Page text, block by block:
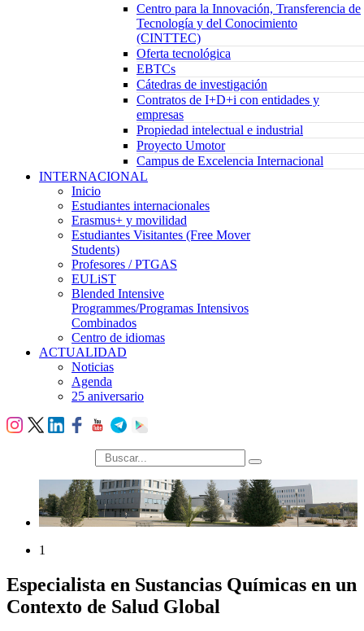
Centro para la Innovación, Transferencia de
Tecnología y del Conocimiento
(CINTTEC)
Oferta tecnológica
EBTCs
Cátedras de investigación
Contratos de I+D+i con entidades y
empresas
Propiedad intelectual e industrial
Proyecto Umotor
Campus de Excelencia Internacional
INTERNACIONAL
Inicio
Estudiantes internacionales
Erasmus+ y movilidad
Estudiantes Visitantes (Free Mover
Students)
Profesores / PTGAS
EULiST
Blended Intensive
Programmes/Programas Intensivos
Combinados
Centro de idiomas
ACTUALIDAD
Noticias
Agenda
25 aniversario
búsqueda
1
Especialista en Sustancias Químicas en un
Contexto de Salud Global